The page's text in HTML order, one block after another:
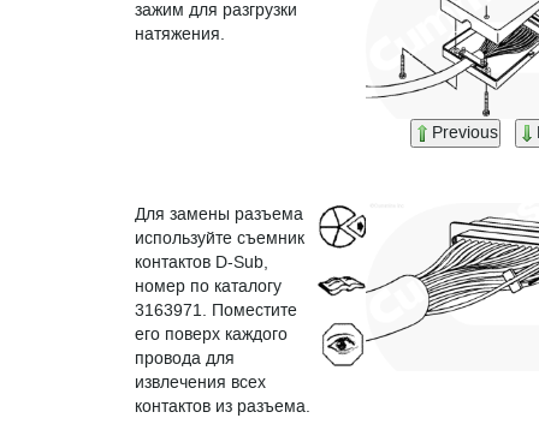
зажим для разгрузки
натяжения.
Previous
Для замены разъема
используйте съемник
контактов D-Sub,
номер по каталогу
3163971. Поместите
его поверх каждого
провода для
извлечения всех
контактов из разъема.